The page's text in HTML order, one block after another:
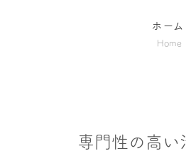
ホーム
Home
専門性の高い